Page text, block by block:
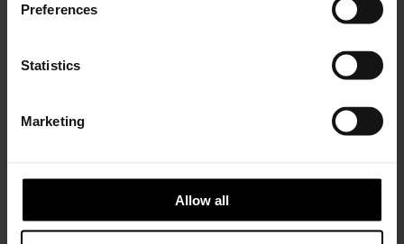
Preferences
Statistics
Marketing
Allow all